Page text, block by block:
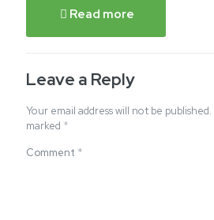
Read more
Leave a Reply
Your email address will not be published.
marked *
Comment *